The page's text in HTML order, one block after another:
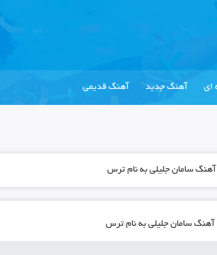
ای آهنگ جدید آهنگ قدیمی
آهنگ سامان جلیلی به نام ترس
آهنگ سامان جلیلی به نام ترس